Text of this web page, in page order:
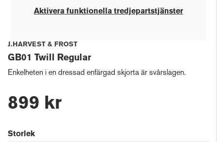
Aktivera funktionella tredjepartstjänster
J.HARVEST & FROST
GB01 Twill Regular
Enkelheten i en dressad enfärgad skjorta är svårslagen.
899 kr
Storlek